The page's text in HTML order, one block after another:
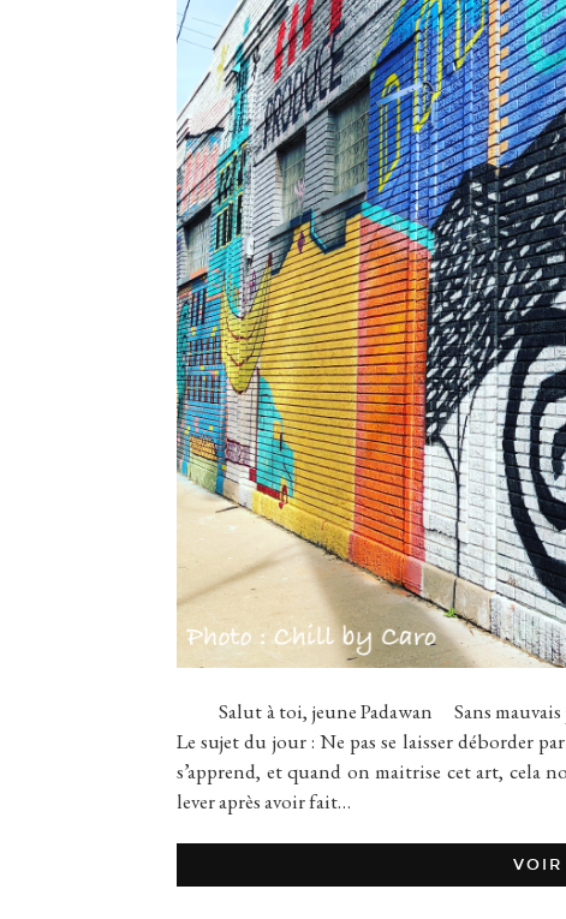
Salut à toi, jeune Padawan Sans mauvais
Le sujet du jour : Ne pas se laisser déborder
s’apprend, et quand on maitrise cet art,
lever après avoir fait…
VOIR